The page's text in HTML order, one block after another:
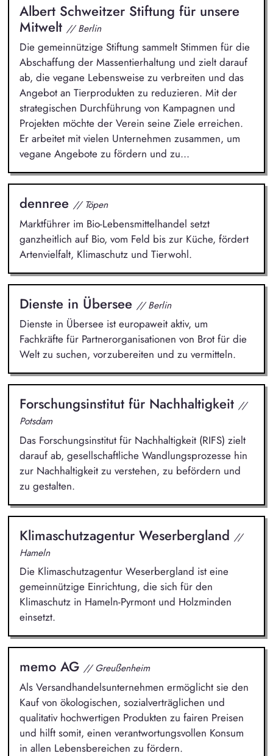
Albert Schweitzer Stiftung für unsere
Mitwelt // Berlin
Die gemeinnützige Stiftung sammelt Stimmen für die
Abschaffung der Massentierhaltung und zielt darauf
ab, die vegane Lebensweise zu verbreiten und das
Angebot an Tierprodukten zu reduzieren. Mit der
strategischen Durchführung von Kampagnen und
Projekten möchte der Verein seine Ziele erreichen.
Er arbeitet mit vielen Unternehmen zusammen, um
vegane Angebote zu fördern und zu...
dennree // Töpen
Marktführer im Bio-Lebensmittelhandel setzt
ganzheitlich auf Bio, vom Feld bis zur Küche, fördert
Artenvielfalt, Klimaschutz und Tierwohl.
Dienste in Übersee // Berlin
Dienste in Übersee ist europaweit aktiv, um
Fachkräfte für Partnerorganisationen von Brot für die
Welt zu suchen, vorzubereiten und zu vermitteln.
Forschungsinstitut für Nachhaltigkeit //
Potsdam
Das Forschungsinstitut für Nachhaltigkeit (RIFS) zielt
darauf ab, gesellschaftliche Wandlungsprozesse hin
zur Nachhaltigkeit zu verstehen, zu befördern und
zu gestalten.
Klimaschutzagentur Weserbergland //
Hameln
Die Klimaschutzagentur Weserbergland ist eine
gemeinnützige Einrichtung, die sich für den
Klimaschutz in Hameln-Pyrmont und Holzminden
einsetzt.
memo AG // Greußenheim
Als Versandhandelsunternehmen ermöglicht sie den
Kauf von ökologischen, sozialverträglichen und
qualitativ hochwertigen Produkten zu fairen Preisen
und hilft somit, einen verantwortungsvollen Konsum
in allen Lebensbereichen zu fördern.